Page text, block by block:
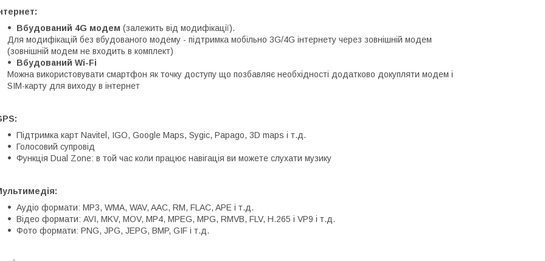
Вбудований 4G модем (залежить від модифікації).
Для модифікацій без вбудованого модему - підтримка мобільно 3G/4G інтернету через зовнішній модем
(зовнішній модем не входить в комплект)
Вбудований Wi-Fi
Можна використовувати смартфон як точку доступу що позбавляє необхідності додатково докупляти модем і
SIM-карту для виходу в інтернет
Підтримка карт Navitel, IGO, Google Maps, Sygic, Papago, 3D maps і т.д.
Голосовий супровід
Функція Dual Zone: в той час коли працює навігація ви можете слухати музику
Аудіо формати: MP3, WMA, WAV, AAC, RM, FLAC, APE і т.д.
Відео формати: AVI, MKV, MOV, MP4, MPEG, MPG, RMVB, FLV, H.265 і VP9 і т.д.
Фото формати: PNG, JPG, JEPG, BMP, GIF і т.д.